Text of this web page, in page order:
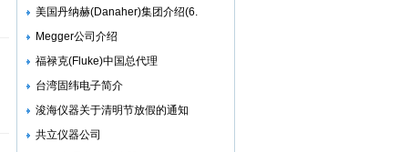
美国丹纳赫(Danaher)集团介绍(6.
Megger公司介绍
福禄克(Fluke)中国总代理
台湾固纬电子简介
浚海仪器关于清明节放假的通知
共立仪器公司